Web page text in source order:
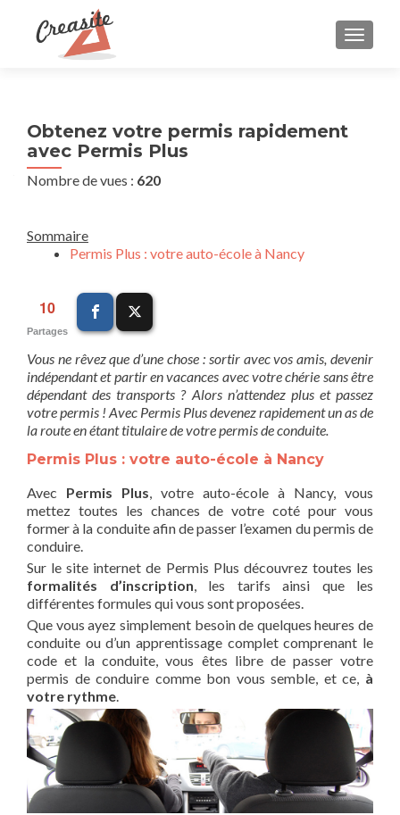
Obtenez votre permis rapidement
avec Permis Plus
Nombre de vues : 620
Sommaire
Permis Plus : votre auto-école à Nancy
10
Partages
Vous ne rêvez que d’une chose : sortir avec vos amis, devenir
indépendant et partir en vacances avec votre chérie sans être
dépendant des transports ? Alors n’attendez plus et passez
votre permis ! Avec Permis Plus devenez rapidement un as de
la route en étant titulaire de votre permis de conduite.
Permis Plus : votre auto-école à Nancy
Avec Permis Plus, votre auto-école à Nancy, vous
mettez toutes les chances de votre coté pour vous
former à la conduite afin de passer l’examen du permis de
conduire.
Sur le site internet de Permis Plus découvrez toutes les
formalités d’inscription, les tarifs ainsi que les
différentes formules qui vous sont proposées.
Que vous ayez simplement besoin de quelques heures de
conduite ou d’un apprentissage complet comprenant le
code et la conduite, vous êtes libre de passer votre
permis de conduire comme bon vous semble, et ce, à
votre rythme.